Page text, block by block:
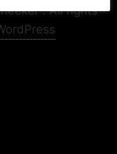
. All rights